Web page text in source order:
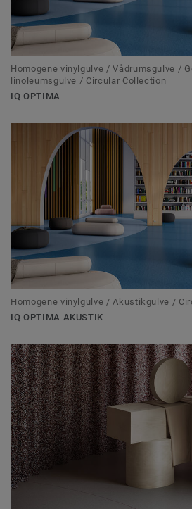
Homogene vinylgulve / Vådrumsgulve /
linoleumsgulve / Circular Collection
IQ OPTIMA
Homogene vinylgulve / Akustikgulve /
IQ OPTIMA AKUSTIK